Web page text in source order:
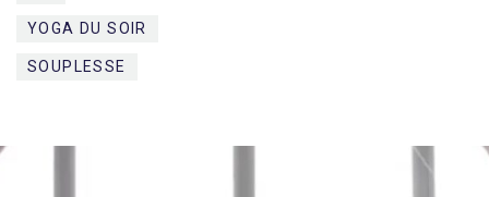
YOGA DU SOIR
SOUPLESSE